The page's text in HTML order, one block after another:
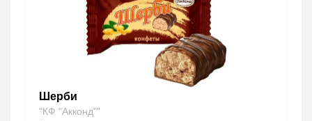
Шерби
"КФ "Акконд""